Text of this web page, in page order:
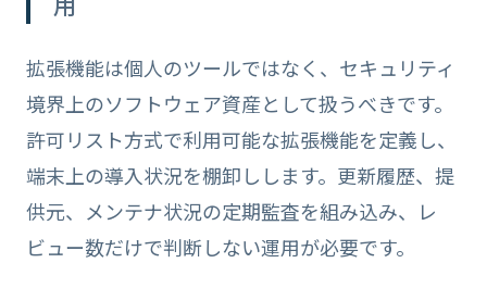
拡張機能は個人のツールではなく、セキュリティ
境界上のソフトウェア資産として扱うべきです。
許可リスト方式で利用可能な拡張機能を定義し、
端末上の導入状況を棚卸しします。更新履歴、提
供元、メンテナ状況の定期監査を組み込み、レ
ビュー数だけで判断しない運用が必要です。